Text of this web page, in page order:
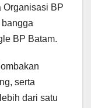
Organisasi BP
BP Batam.
serta
dari satu